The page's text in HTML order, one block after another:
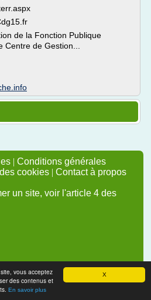
X
vous acceptez
des contenus et
En savoir plus
de la Fonction Publique
Centre de Gestion...
| Conditions générales
cookies | Contact à propos
un site, voir l'article 4 des